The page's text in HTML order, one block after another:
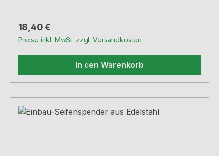
Regulärer Preis:
18,40 €
Preise inkl. MwSt. zzgl. Versandkosten
In den Warenkorb